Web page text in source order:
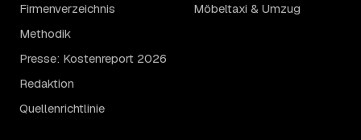
Firmenverzeichnis
Methodik
Presse: Kostenreport 2026
Redaktion
Quellenrichtlinie
Möbeltaxi & Umzug